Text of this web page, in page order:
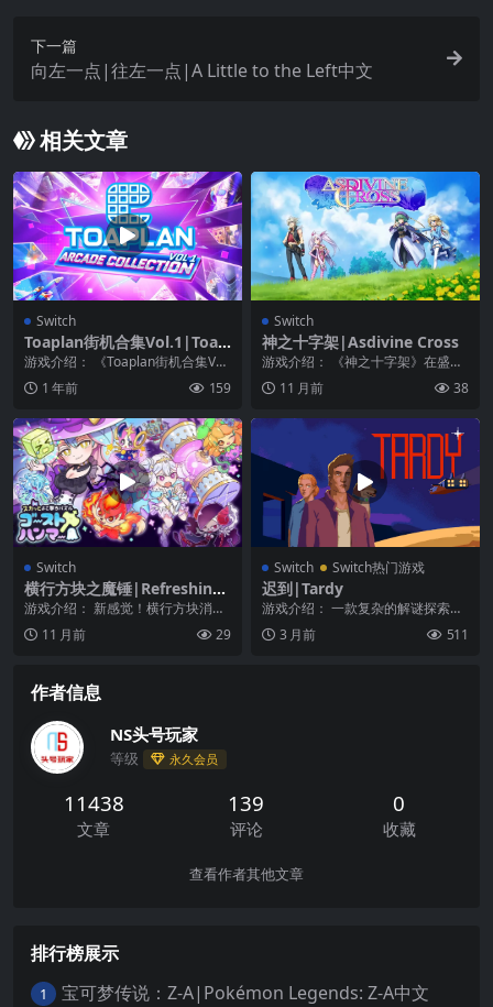
下一篇
向左一点|往左一点|A Little to the Left中文
相关文章
Switch
Toaplan街机合集Vol.1|Toap
lan Arcade Collection Vol.1
游戏介绍： 《Toaplan街机合集Vol.
1》八个传奇人物，一个爆炸性的包
裹。...1 年前 159
Switch
神之十字架|Asdivine Cross
游戏介绍： 《神之十字架》在盛大
的奇幻RPG中承担光影的命运拯救A
sdivine...
11 月前 38
Switch
横行方块之魔锤|Refreshing
Sideways Puzzle Ghost Ha
mmer中文
游戏介绍： 新感觉！横行方块消除
游戏！解救被封闭在砖块中的妖怪
们！ “横行方块之...
11 月前 29
Switch Switch热门游戏
迟到|Tardy
游戏介绍： 一款复杂的解谜探索游
戏，玩家需要跟随着主角 Ramto 的
视觉，在一...
3 月前 511
作者信息
NS头号玩家
等级 永久会员
11438
文章
139
评论
0
收藏
查看作者其他文章
排行榜展示
1 宝可梦传说：Z-A|Pokémon Legends: Z-A中文